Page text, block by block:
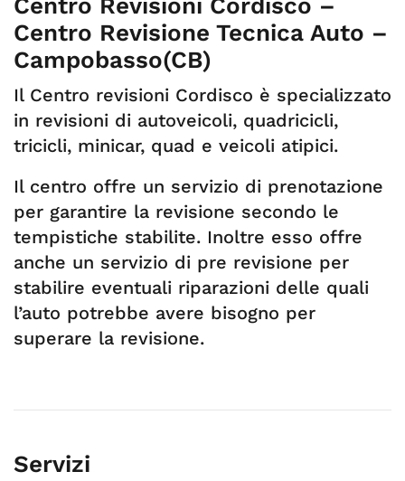
Centro Revisioni Cordisco –
Centro Revisione Tecnica Auto –
Campobasso(CB)
Il Centro revisioni Cordisco è specializzato
in revisioni di autoveicoli, quadricicli,
tricicli, minicar, quad e veicoli atipici.
Il centro offre un servizio di prenotazione
per garantire la revisione secondo le
tempistiche stabilite. Inoltre esso offre
anche un servizio di pre revisione per
stabilire eventuali riparazioni delle quali
l’auto potrebbe avere bisogno per
superare la revisione.
Servizi